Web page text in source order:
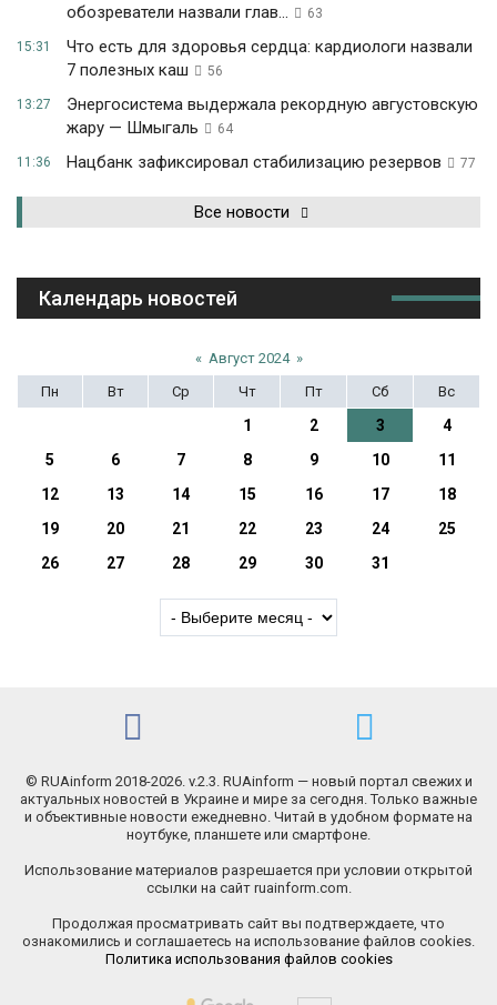
обозреватели назвали глав...
63
15:31
Что есть для здоровья сердца: кардиологи назвали
7 полезных каш
56
13:27
Энергосистема выдержала рекордную августовскую
жару — Шмыгаль
64
11:36 Нацбанк зафиксировал стабилизацию резервов 77
Все новости
Календарь новостей
« Август 2024 »
Пн
Вт Ср Чт Пт Сб Вс
1 2 3
4
5
6 7 8 9 10
11
12
13 14 15 16 17
18
19
20 21 22 23 24
25
26
27 28 29 30 31
© RUAinform 2018-2026. v.2.3. RUAinform — новый портал свежих и
актуальных новостей в Украине и мире за сегодня. Только важные
и объективные новости ежедневно. Читай в удобном формате на
ноутбуке, планшете или смартфоне.
Использование материалов разрешается при условии открытой
ссылки на сайт ruainform.com.
Продолжая просматривать сайт вы подтверждаете, что
ознакомились и соглашаетесь на использование файлов cookies.
Политика использования файлов cookies